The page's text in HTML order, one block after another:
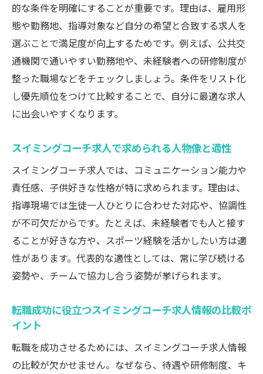
コーチ求人の選び方
水泳コーチ求人が注目される理由とその魅
力
スイミングコーチ求人で長く続けやすい勤
務形態
スイミングコーチ求人で叶う充実した福利
厚生
職場の雰囲気が良いスイミングコーチ求人
未経験からも挑戦できるスイミング求人の魅力
未経験歓迎のスイミングコーチ求人で得ら
れる成長
スイミングコーチ求人で安心の研修体制を
チェック
未経験応募者がスイミングコーチ求人で選
スイミングコーチ求人で求められる基礎ス
未経験でも挑戦しやすいスイミングコーチ
求人特集
的な条件を明確にすることが重要です。理由は、雇用形
態や勤務地、指導対象など自分の希望と合致する求人を
選ぶことで満足度が向上するためです。例えば、公共交
通機関で通いやすい勤務地や、未経験者への研修制度が
整った職場などをチェックしましょう。条件をリスト化
し優先順位をつけて比較することで、自分に最適な求人
に出会いやすくなります。
スイミングコーチ求人で求められる人物像と適性
スイミングコーチ求人では、コミュニケーション能力や
責任感、子供好きな性格が特に求められます。理由は、
指導現場では生徒一人ひとりに合わせた対応や、協調性
が不可欠だからです。たとえば、未経験者でも人と接す
ることが好きな方や、スポーツ経験を活かしたい方は適
性があります。代表的な適性としては、常に学び続ける
姿勢や、チームで協力し合う姿勢が挙げられます。
転職成功に役立つスイミングコーチ求人情報の比較ポ
イント
転職を成功させるためには、スイミングコーチ求人情報
の比較が欠かせません。なぜなら、待遇や研修制度、キ